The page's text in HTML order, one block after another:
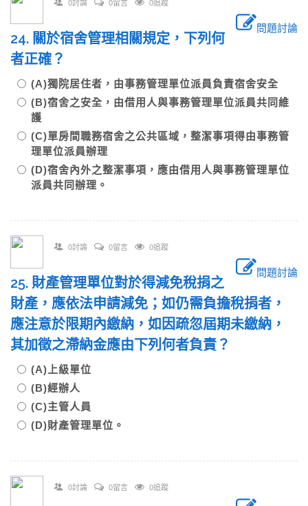
0討論 0留言 0追蹤
問題討論
24. 關於宿舍管理相關規定，下列何
者正確？
(A)獨院居住者，由事務管理單位派員負責宿舍安全
(B)宿舍之安全，由借用人與事務管理單位派員共同維
護
(C)單房間職務宿舍之公共區域，整潔事項得由事務管
理單位派員辦理
(D)宿舍內外之整潔事項，應由借用人與事務管理單位
派員共同辦理。
0討論 0留言 0追蹤
問題討論
25. 財產管理單位對於得減免稅捐之
財產，應依法申請減免；如仍需負擔稅捐者，
應注意於限期內繳納，如因疏忽屆期未繳納，
其加徵之滯納金應由下列何者負責？
(A)上級單位
(B)經辦人
(C)主管人員
(D)財產管理單位。
0討論 0留言 0追蹤